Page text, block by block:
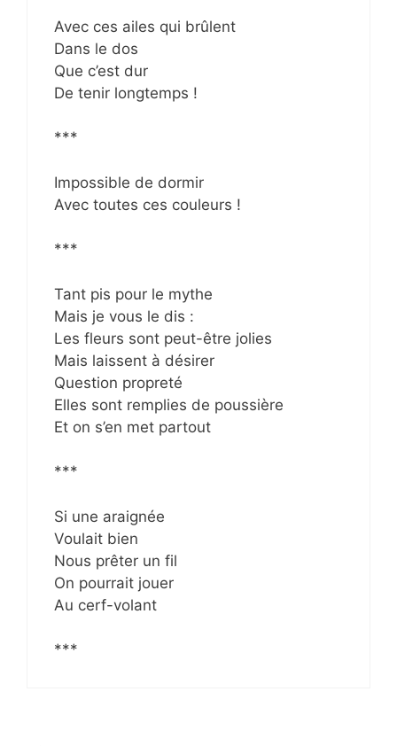
Avec ces ailes qui brûlent
Dans le dos
Que c’est dur
De tenir longtemps !
***
Impossible de dormir
Avec toutes ces couleurs !
***
Tant pis pour le mythe
Mais je vous le dis :
Les fleurs sont peut-être jolies
Mais laissent à désirer
Question propreté
Elles sont remplies de poussière
Et on s’en met partout
***
Si une araignée
Voulait bien
Nous prêter un fil
On pourrait jouer
Au cerf-volant
***